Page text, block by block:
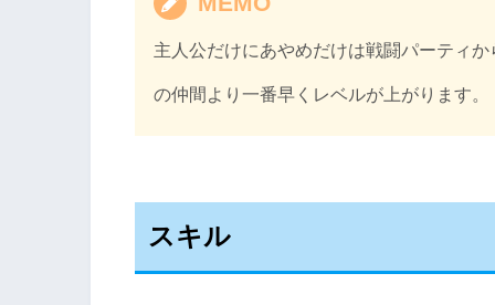
主人公だけにあやめだけは戦闘パーティ
の仲間より一番早くレベルが上がります。
スキル